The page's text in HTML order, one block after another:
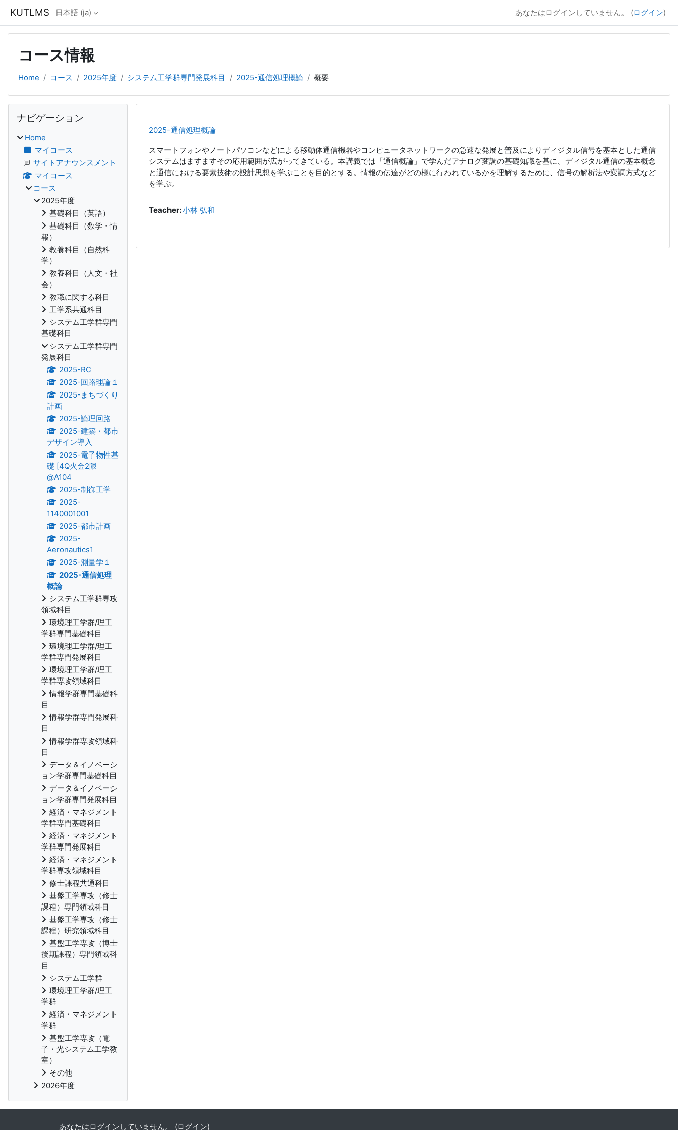
KUTLMS 日本語 ‎(ja)‎ あなたはログインしていません。 (ログイン)
コース情報
Home コース 2025年度 システム工学群専門発展科目 2025-通信処理概論 概要
2025-通信処理概論
スマートフォンやノートパソコンなどによる移動体通信機器やコンピュータネットワークの急速な発展と普及によりディジタル信号を基本とした通信
システムはますますその応用範囲が広がってきている。本講義では「通信概論」で学んだアナログ変調の基礎知識を基に、ディジタル通信の基本概念
と通信における要素技術の設計思想を学ぶことを目的とする。情報の伝達がどの様に行われているかを理解するために、信号の解析法や変調方式など
を学ぶ。
Teacher:小林 弘和
ブロック
ナビゲーション
Home
マイコース
サイトアナウンスメント
マイコース
コース
2025年度
基礎科目（英語）
基礎科目（数学・情
報）
教養科目（自然科
学）
教養科目（人文・社
会）
教職に関する科目
工学系共通科目
システム工学群専門
基礎科目
システム工学群専門
発展科目
2025-RC
2025-回路理論１
2025-まちづくり
計画
2025-論理回路
2025-建築・都市
デザイン導入
2025-電子物性基
礎 [4Q火金2限
@A104
2025-制御工学
2025-
1140001001
2025-都市計画
2025-
Aeronautics1
2025-測量学１
2025-通信処理
概論
システム工学群専攻
領域科目
環境理工学群/理工
学群専門基礎科目
環境理工学群/理工
学群専門発展科目
環境理工学群/理工
学群専攻領域科目
情報学群専門基礎科
目
情報学群専門発展科
目
情報学群専攻領域科
目
データ＆イノベーシ
ョン学群専門基礎科目
データ＆イノベーシ
ョン学群専門発展科目
経済・マネジメント
学群専門基礎科目
経済・マネジメント
学群専門発展科目
経済・マネジメント
学群専攻領域科目
修士課程共通科目
基盤工学専攻（修士
課程）専門領域科目
基盤工学専攻（修士
課程）研究領域科目
基盤工学専攻（博士
後期課程）専門領域科
目
システム工学群
環境理工学群/理工
学群
経済・マネジメント
学群
基盤工学専攻（電
子・光システム工学教
室）
その他
2026年度
あなたはログインしていません。 (ログイン)